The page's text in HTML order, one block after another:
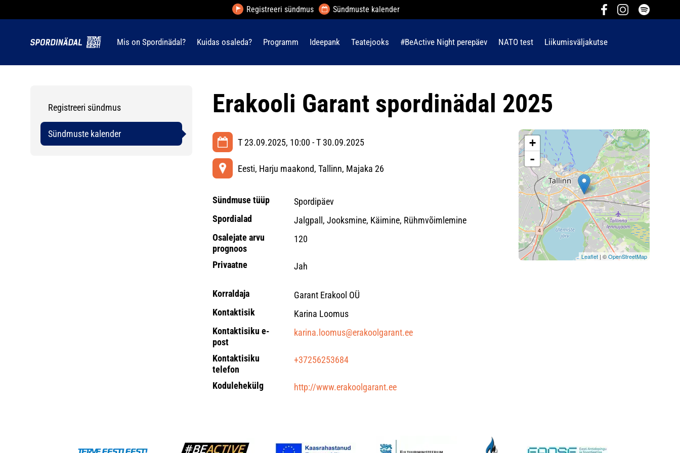
Registreeri sündmus Sündmuste kalender
Mis on Spordinädal? Kuidas osaleda? Programm Ideepank Teatejooks #BeActive Night perepäev NATO test Liikumisväljakutse
Registreeri sündmus
Sündmuste kalender
Erakooli Garant spordinädal 2025
T 23.09.2025, 10:00 - T 30.09.2025
Eesti, Harju maakond, Tallinn, Majaka 26
Sündmuse tüüp
Spordipäev
Spordialad
Jalgpall, Jooksmine, Käimine, Rühmvõimlemine
Osalejate arvu
prognoos
120
Privaatne Jah
Korraldaja
Garant Erakool OÜ
Kontaktisik
Karina Loomus
Kontaktisiku e-
post
karina.loomus@erakoolgarant.ee
Kontaktisiku
telefon
+37256253684
Kodulehekülg http://www.erakoolgarant.ee
+
-
Leaflet | ©OpenStreetMap